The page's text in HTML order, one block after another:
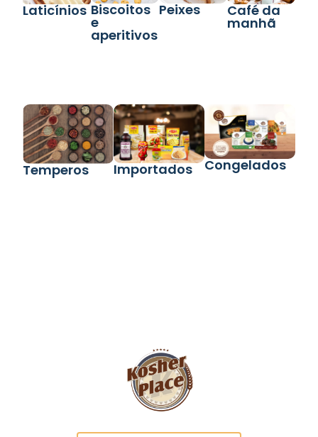
Laticínios Biscoitos
e
aperitivos
Peixes Café da
manhã
Temperos Importados Congelados